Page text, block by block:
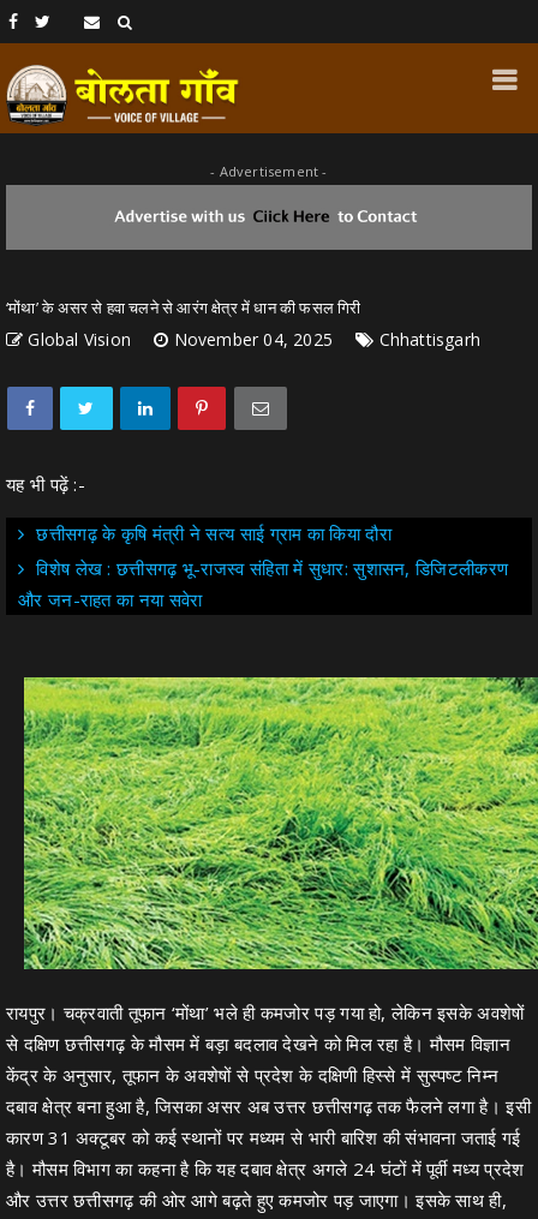
- Advertisement -
‘मोंथा’ के असर से हवा चलने से आरंग क्षेत्र में धान की फसल गिरी
Global Vision November 04, 2025 Chhattisgarh
यह भी पढ़ें :-
छत्तीसगढ़ के कृषि मंत्री ने सत्य साई ग्राम का किया दौरा
विशेष लेख : छत्तीसगढ़ भू-राजस्व संहिता में सुधार: सुशासन, डिजिटलीकरण
और जन-राहत का नया सवेरा
रायपुर। चक्रवाती तूफान ‘मोंथा’ भले ही कमजोर पड़ गया हो, लेकिन इसके अवशेषों
से दक्षिण छत्तीसगढ़ के मौसम में बड़ा बदलाव देखने को मिल रहा है। मौसम विज्ञान
केंद्र के अनुसार, तूफान के अवशेषों से प्रदेश के दक्षिणी हिस्से में सुस्पष्ट निम्न
दबाव क्षेत्र बना हुआ है, जिसका असर अब उत्तर छत्तीसगढ़ तक फैलने लगा है। इसी
कारण 31 अक्टूबर को कई स्थानों पर मध्यम से भारी बारिश की संभावना जताई गई
है। मौसम विभाग का कहना है कि यह दबाव क्षेत्र अगले 24 घंटों में पूर्वी मध्य प्रदेश
और उत्तर छत्तीसगढ़ की ओर आगे बढ़ते हुए कमजोर पड़ जाएगा। इसके साथ ही,